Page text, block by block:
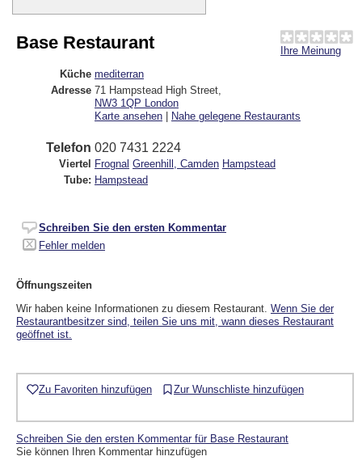
Ihre Meinung
Base Restaurant
Küche mediterran
Adresse 71 Hampstead High Street
NW3 1QP London
Karte ansehen | Nahe gelegene Restaurants
Telefon 020 7431 2224
Viertel Frognal Greenhill, Camden Hampstead
Tube: Hampstead
Schreiben Sie den ersten Kommentar
Fehler melden
Öffnungszeiten
Wir haben keine Informationen zu diesem Restaurant. Wenn Sie der
Restaurantbesitzer sind, teilen Sie uns mit, wann dieses Restaurant
geöffnet ist.
Zu Favoriten hinzufügen Zur Wunschliste hinzufügen
Schreiben Sie den ersten Kommentar für Base Restaurant
Sie können Ihren Kommentar hinzufügen